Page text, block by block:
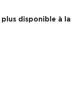
disponible à la